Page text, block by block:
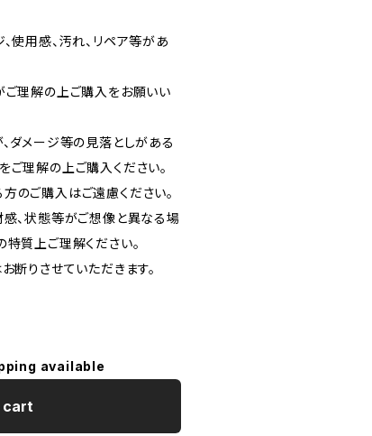
使用感、汚れ、リペア等があ
ご理解の上ご購入をお願いい
ダメージ等の見落としがある
ご理解の上ご購入ください。
のご購入はご遠慮ください。
感、状態等がご想像と異なる場
特質上ご理解ください。
断りさせていただきます。
available
cart